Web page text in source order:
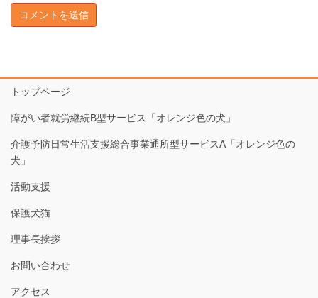
トップページ
障がい者就労継続B型サービス「オレンジ色の犬」
介護予防日常生活支援総合事業通所型サービスA「オレンジ色の
犬」
活動支援
保護犬猫
理事長挨拶
お問い合わせ
アクセス